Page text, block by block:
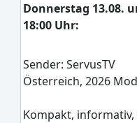
Donnerstag 13.08.
18:00 Uhr:
Sender: ServusTV
Österreich, 2026
Kompakt,